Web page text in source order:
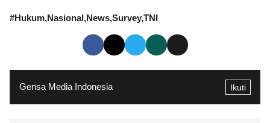
#Hukum Nasional News Survey TNI
Gensa Media Indonesia Ikuti